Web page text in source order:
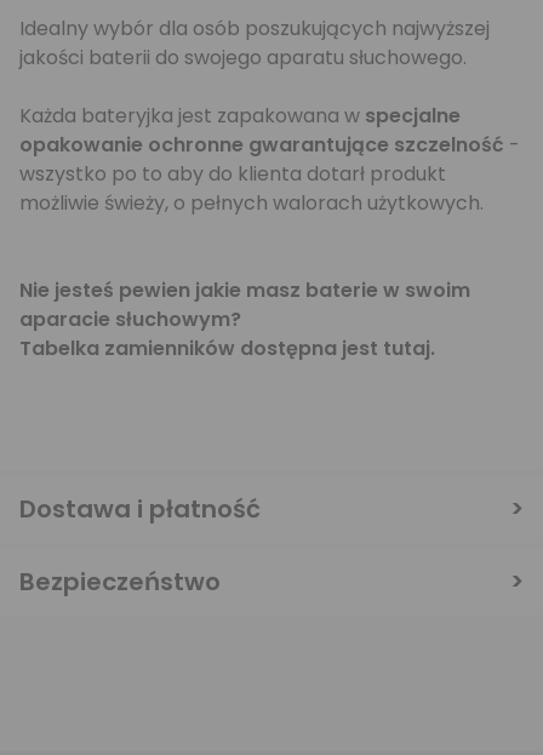
Idealny wybór dla osób poszukujących najwyższej
jakości baterii do swojego aparatu słuchowego.
Każda bateryjka jest zapakowana w specjalne
opakowanie ochronne gwarantujące szczelność -
wszystko po to aby do klienta dotarł produkt
możliwie świeży, o pełnych walorach użytkowych.
Nie jesteś pewien jakie masz baterie w swoim
aparacie słuchowym?
Tabelka zamienników dostępna jest tutaj.
Dostawa i płatność
Bezpieczeństwo